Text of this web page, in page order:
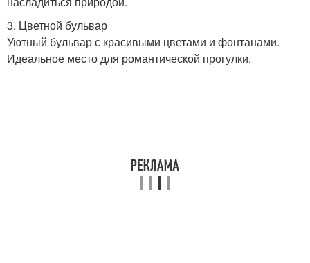
3. Цветной бульвар
Уютный бульвар с красивыми цветами и фонтанами.
Идеальное место для романтической прогулки.